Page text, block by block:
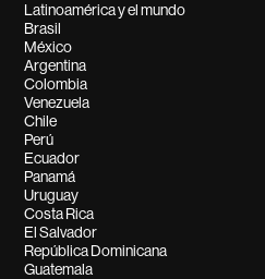
Latinoamérica y el mundo
Brasil
México
Argentina
Colombia
Venezuela
Chile
Perú
Ecuador
Panamá
Uruguay
Costa Rica
El Salvador
República Dominicana
Guatemala